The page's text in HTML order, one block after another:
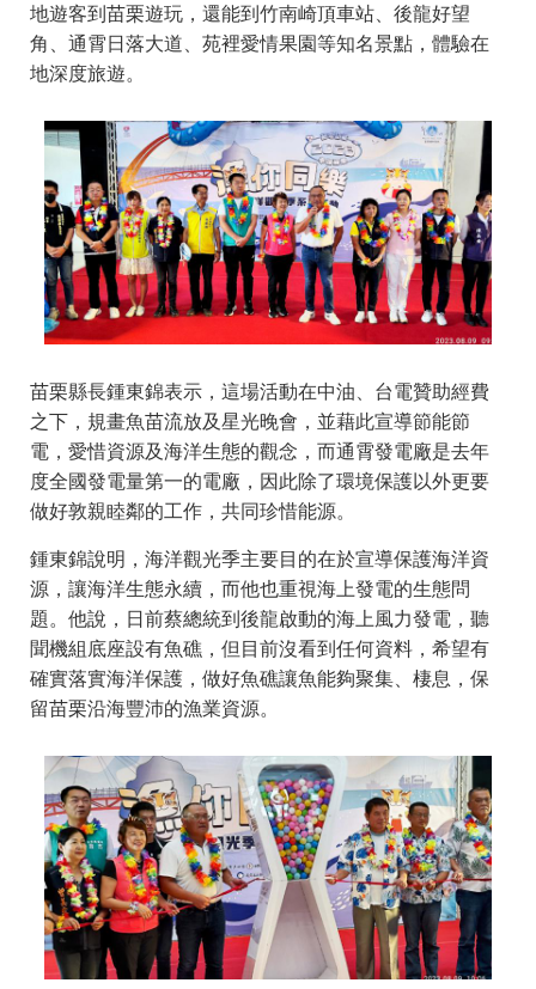
地遊客到苗栗遊玩，還能到竹南崎頂車站、後龍好望
角、通霄日落大道、苑裡愛情果園等知名景點，體驗在
地深度旅遊。
苗栗縣長鍾東錦表示，這場活動在中油、台電贊助經費
之下，規畫魚苗流放及星光晚會，並藉此宣導節能節
電，愛惜資源及海洋生態的觀念，而通霄發電廠是去年
度全國發電量第一的電廠，因此除了環境保護以外更要
做好敦親睦鄰的工作，共同珍惜能源。
鍾東錦說明，海洋觀光季主要目的在於宣導保護海洋資
源，讓海洋生態永續，而他也重視海上發電的生態問
題。他說，日前蔡總統到後龍啟動的海上風力發電，聽
聞機組底座設有魚礁，但目前沒看到任何資料，希望有
確實落實海洋保護，做好魚礁讓魚能夠聚集、棲息，保
留苗栗沿海豐沛的漁業資源。